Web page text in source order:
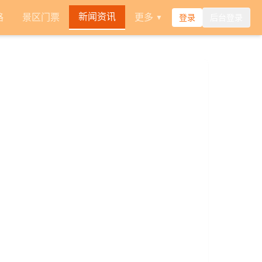
景区门票 新闻资讯 更多 ▼ 登录